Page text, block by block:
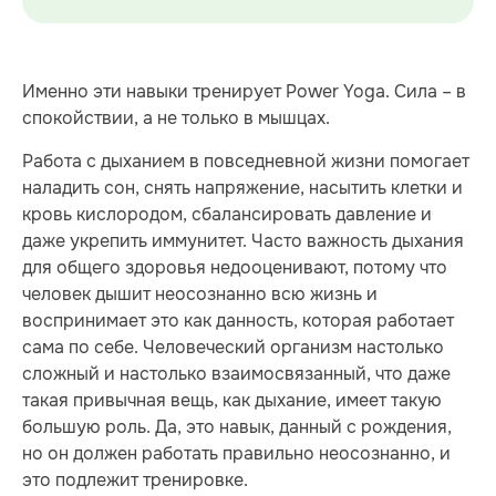
Именно эти навыки тренирует Power Yoga. Сила – в
спокойствии, а не только в мышцах.
Работа с дыханием в повседневной жизни помогает
наладить сон, снять напряжение, насытить клетки и
кровь кислородом, сбалансировать давление и
даже укрепить иммунитет. Часто важность дыхания
для общего здоровья недооценивают, потому что
человек дышит неосознанно всю жизнь и
воспринимает это как данность, которая работает
сама по себе. Человеческий организм настолько
сложный и настолько взаимосвязанный, что даже
такая привычная вещь, как дыхание, имеет такую
большую роль. Да, это навык, данный с рождения,
но он должен работать правильно неосознанно, и
это подлежит тренировке.